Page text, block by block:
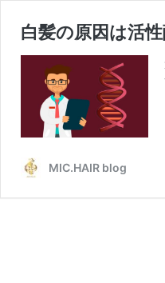
白髪の原因は活性
MIC.HAIR blog